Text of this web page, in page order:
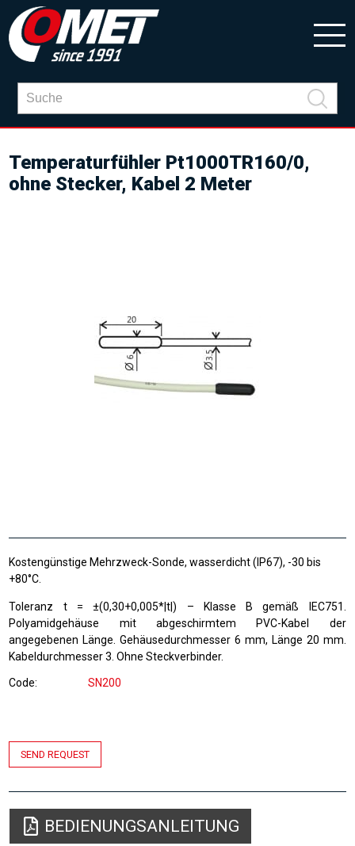
Temperaturfühler Pt1000TR160/0,
ohne Stecker, Kabel 2 Meter
Kostengünstige Mehrzweck-Sonde, wasserdicht (IP67), -30 bis
+80°C.
Toleranz t = ±(0,30+0,005*|t|) – Klasse B gemäß IEC751.
Polyamidgehäuse mit abgeschirmtem PVC-Kabel der
angegebenen Länge. Gehäusedurchmesser 6 mm, Länge 20 mm.
Kabeldurchmesser 3. Ohne Steckverbinder.
Code SN200
SEND REQUEST
BEDIENUNGSANLEITUNG